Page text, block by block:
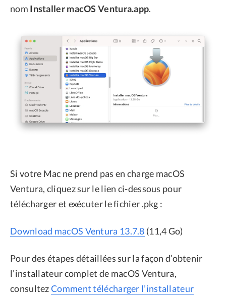
nom Installer macOS Ventura.app.
Si votre Mac ne prend pas en charge macOS
Ventura, cliquez sur le lien ci-dessous pour
télécharger et exécuter le fichier .pkg :
Download macOS Ventura 13.7.8 (11,4 Go)
Pour des étapes détaillées sur la façon d’obtenir
l’installateur complet de macOS Ventura,
consultezComment télécharger l’installateur